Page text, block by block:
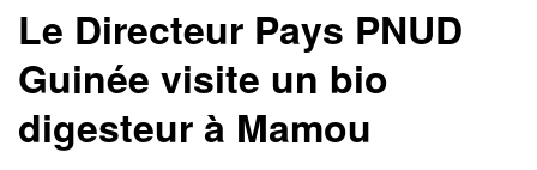
Le Directeur Pays PNUD
Guinée visite un bio
digesteur à Mamou